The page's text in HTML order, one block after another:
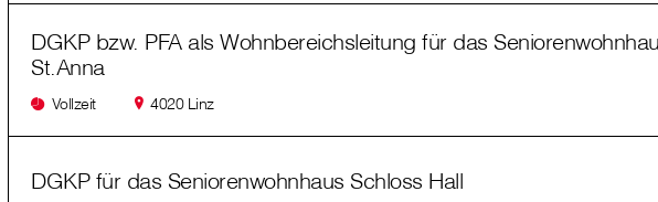
DGKP bzw. PFA als Wohnbereichsleitung für das
St.Anna
Vollzeit 4020 Linz
DGKP für das Seniorenwohnhaus Schloss Hall